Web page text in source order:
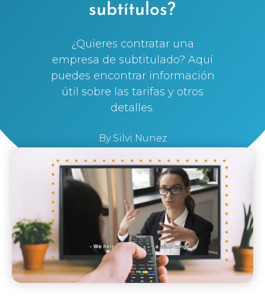
subtítulos?
¿Quieres contratar una
empresa de subtitulado? Aquí
puedes encontrar información
útil sobre las tarifas y otros
detalles.
BySilvi Nunez